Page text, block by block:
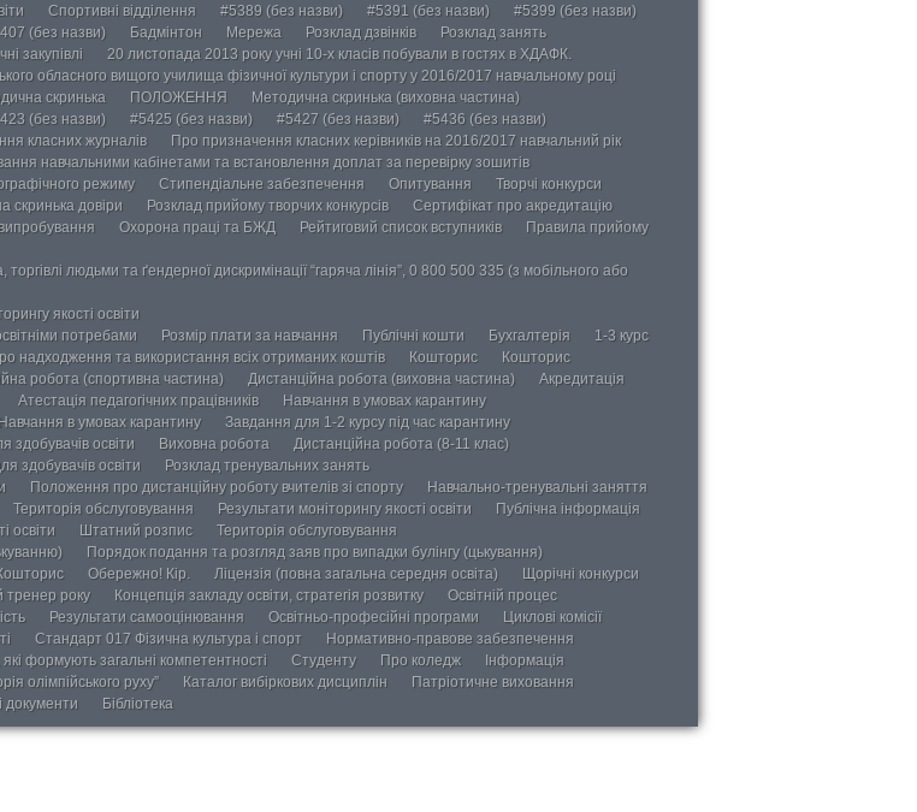
Спортивні відділення #5389 (без назви) #5391 (без назви)
#5399 (без назви)
(без назви) Бадмінтон Мережа Розклад дзвінків
Розклад занять
закупівлі
20 листопада 2013 року учні 10-х класів побували в гостях в ХДАФК.
обласного вищого училища фізичної культури і спорту у 2016/2017 навчальному році
скринька ПОЛОЖЕННЯ
Методична скринька (виховна частина)
(без назви) #5425 (без назви) #5427 (без назви)
#5436 (без назви)
класних журналів
Про призначення класних керівників на 2016/2017 навчальний рік
навчальними кабінетами та встановлення доплат за перевірку зошитів
режиму
Стипендіальне забезпечення Опитування
Творчі конкурси
скринька довіри Розклад прийому творчих конкурсів
Сертифікат про акредитацію
Охорона праці та БЖД Рейтиговий список вступників
Правила прийому
людьми та ґендерної дискримінації “гаряча лінія”, 0 800 500 335 (з мобільного або
якості освіти
потребами
Розмір плати за навчання Публічні кошти Бухгалтерія
1-3 курс
надходження та використання всіх отриманих коштів Кошторис
Кошторис
робота (спортивна частина) Дистанційна робота (виховна частина)
Акредитація
Атестація педагогічних працівників
Навчання в умовах карантину
Навчання в умовах карантину
Завдання для 1-2 курсу під час карантину
здобувачів освіти Виховна робота
Дистанційна робота (8-11 клас)
здобувачів освіти
Розклад тренувальних занять
Положення про дистанційну роботу вчителів зі спорту
Навчально-тренувальні заняття
Територія обслуговування Результати моніторингу якості освіти
Публічна інформація
освіти Штатний розпис
Територія обслуговування
Порядок подання та розгляд заяв про випадки булінгу (цькування)
Обережно! Кір. Ліцензія (повна загальна середня освіта)
Щорічні конкурси
тренер року Концепція закладу освіти, стратегія розвитку
Освітній процес
Результати самооцінювання Освітньо-професійні програми
Циклові комісії
Стандарт 017 Фізична культура і спорт
Нормативно-правове забезпечення
формують загальні компетентності Студенту Про коледж
Інформація
олімпійського руху” Каталог вибіркових дисциплін
Патріотичне виховання
документи Бібліотека